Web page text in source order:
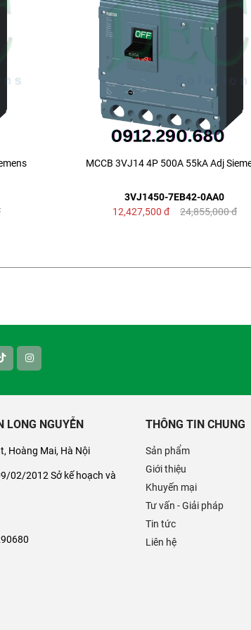
MCCB 3VJ14 4P 500A 55kA Adj
3VJ1450-7EB42-0AA0
12,427,500 đ 24,855,000đ
LONG NGUYỄN
Hoàng Mai, Hà Nội
02/2012 Sở kế hoạch và
THÔNG TIN CHUNG
Sản phẩm
Giới thiệu
Khuyến mại
Tư vấn - Giải pháp
Tin tức
Liên hệ